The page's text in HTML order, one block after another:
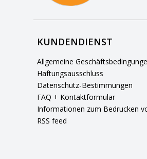
KUNDENDIENST
Allgemeine
Haftungsausschluss
Datenschutz-Bestimmungen
FAQ + Kontaktformular
Informationen zum Bedrucken
RSS feed